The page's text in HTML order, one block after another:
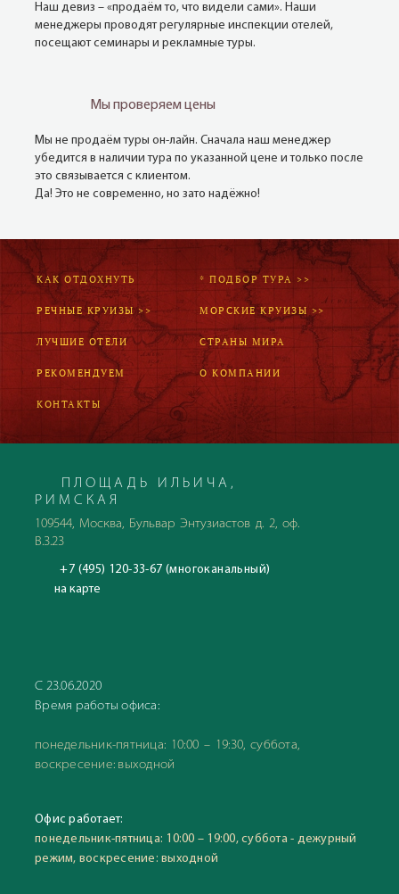
Наш девиз – «продаём то, что видели сами». Наши
менеджеры проводят регулярные инспекции отелей,
посещают семинары и рекламные туры.
Мы проверяем цены
Мы не продаём туры он-лайн. Сначала наш менеджер
убедится в наличии тура по указанной цене и только после
это связывается с клиентом.
Да! Это не современно, но зато надёжно!
КАК ОТДОХНУТЬ * ПОДБОР ТУРА >>
РЕЧНЫЕ КРУИЗЫ >> МОРСКИЕ КРУИЗЫ >>
ЛУЧШИЕ ОТЕЛИ СТРАНЫ МИРА
РЕКОМЕНДУЕМ О КОМПАНИИ
КОНТАКТЫ
ПЛОЩАДЬ ИЛЬИЧА,
РИМСКАЯ
109544, Москва, Бульвар Энтузиастов д. 2, оф.
В.3.23
+7 (495) 120-33-67 (многоканальный)
на карте
С 23.06.2020
Время работы офиса:
понедельник-пятница: 10:00 – 19:30, суббота,
воскресение: выходной
Офис работает:
понедельник-пятница: 10:00 – 19:00, суббота - дежурный
режим, воскресение: выходной